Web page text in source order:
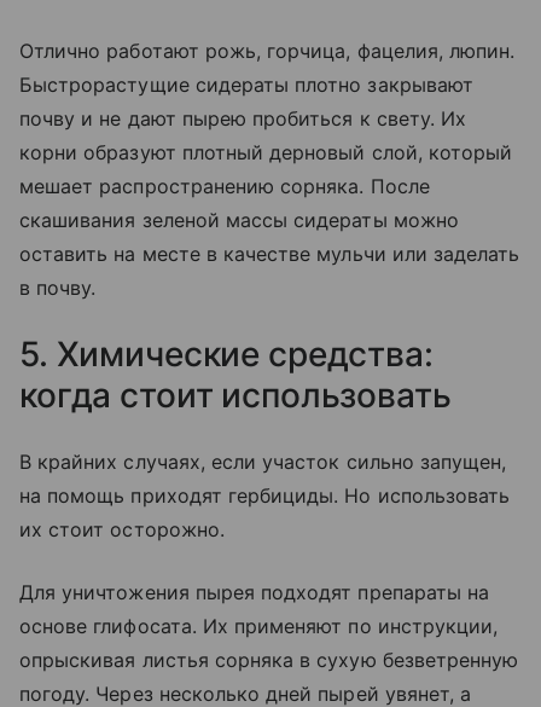
Отлично работают рожь, горчица, фацелия, люпин.
Быстрорастущие сидераты плотно закрывают
почву и не дают пырею пробиться к свету. Их
корни образуют плотный дерновый слой, который
мешает распространению сорняка. После
скашивания зеленой массы сидераты можно
оставить на месте в качестве мульчи или заделать
в почву.
5. Химические средства:
когда стоит использовать
В крайних случаях, если участок сильно запущен,
на помощь приходят гербициды. Но использовать
их стоит осторожно.
Для уничтожения пырея подходят препараты на
основе глифосата. Их применяют по инструкции,
опрыскивая листья сорняка в сухую безветренную
погоду. Через несколько дней пырей увянет, а